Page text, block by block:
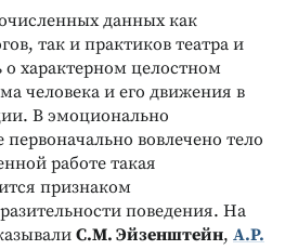
данных как
так и практиков театра и
характерном целостном
человека и его движения в
В эмоционально
вовлечено тело
работе такая
признаком
поведения. На
С.М. Эйзенштейн, А.Р.